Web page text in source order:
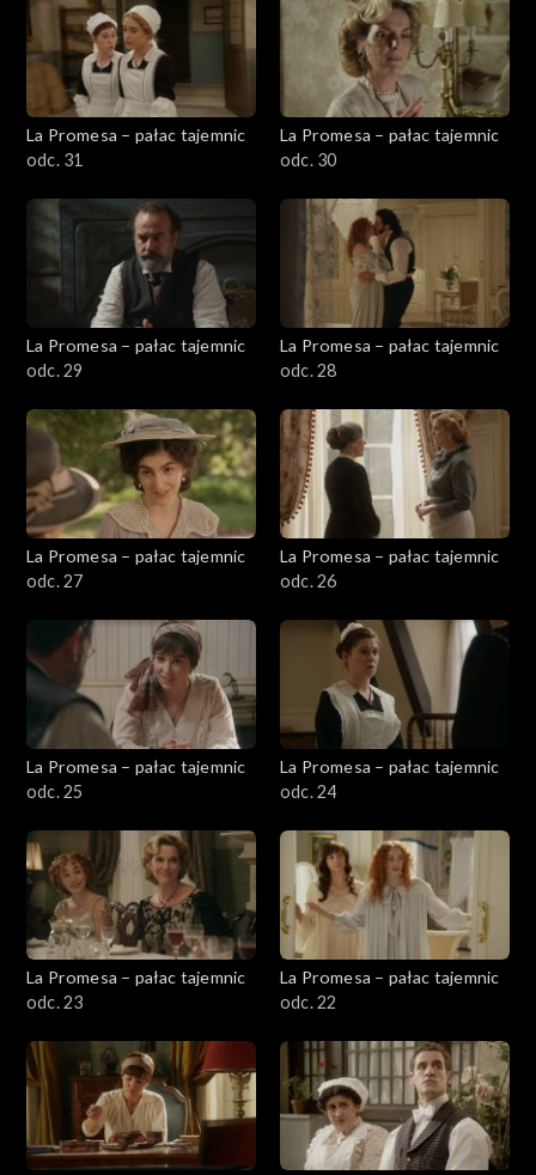
La Promesa – pałac tajemnic
odc. 31
La Promesa – pałac tajemnic
odc. 30
La Promesa – pałac tajemnic
odc. 29
La Promesa – pałac tajemnic
odc. 28
La Promesa – pałac tajemnic
odc. 27
La Promesa – pałac tajemnic
odc. 26
La Promesa – pałac tajemnic
odc. 25
La Promesa – pałac tajemnic
odc. 24
La Promesa – pałac tajemnic
odc. 23
La Promesa – pałac tajemnic
odc. 22